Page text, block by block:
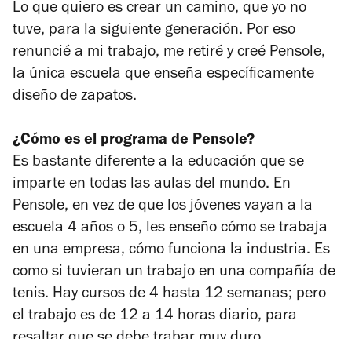
Lo que quiero es crear un camino, que yo no
tuve, para la siguiente generación. Por eso
renuncié a mi trabajo, me retiré y creé Pensole,
la única escuela que enseña específicamente
diseño de zapatos.
¿Cómo es el programa de Pensole?
Es bastante diferente a la educación que se
imparte en todas las aulas del mundo. En
Pensole, en vez de que los jóvenes vayan a la
escuela 4 años o 5, les enseño cómo se trabaja
en una empresa, cómo funciona la industria. Es
como si tuvieran un trabajo en una compañía de
tenis. Hay cursos de 4 hasta 12 semanas; pero
el trabajo es de 12 a 14 horas diario, para